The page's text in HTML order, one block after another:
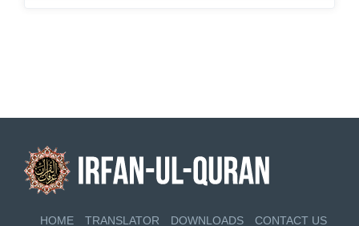
HOME TRANSLATOR DOWNLOADS CONTACT US